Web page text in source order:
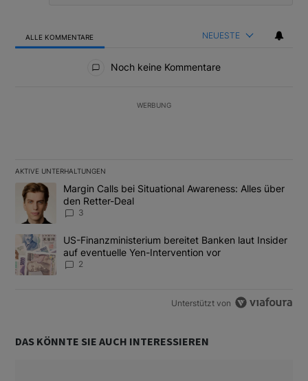
ALLE KOMMENTARE NEUESTE
Noch keine Kommentare
WERBUNG
AKTIVE UNTERHALTUNGEN
Das Folgende ist eine Liste der am meisten kommentierten
Ein Trendartikel mit dem Titel "Margin Calls bei Situational
Margin Calls bei Situational Awareness: Alles über
den Retter-Deal
3
Ein Trendartikel mit dem Titel "US-Finanzministerium bereitet
US-Finanzministerium bereitet Banken laut Insider
auf eventuelle Yen-Intervention vor
2
Unterstützt von
DAS KÖNNTE SIE AUCH INTERESSIEREN